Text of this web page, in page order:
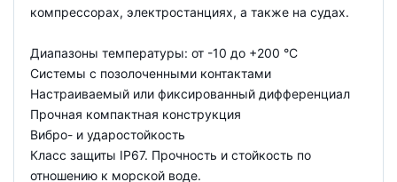
компрессорах, электростанциях, а также на судах.
Диапазоны температуры: от -10 до +200 °С
Системы с позолоченными контактами
Настраиваемый или фиксированный дифференциал
Прочная компактная конструкция
Вибро- и ударостойкость
Класс защиты IP67. Прочность и стойкость по
отношению к морской воде.